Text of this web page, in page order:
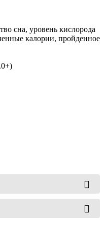
сна, уровень кислорода
калории, пройденное